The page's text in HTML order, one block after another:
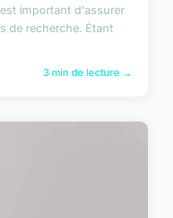
important d'assurer
de recherche. Étant
3 min de lecture →